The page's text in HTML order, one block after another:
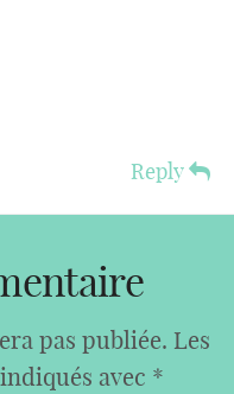
Reply
pas publiée. Les
avec *